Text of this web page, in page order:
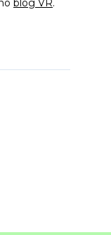
blog VR.